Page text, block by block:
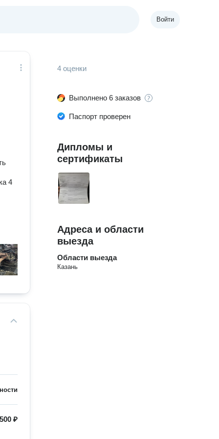
Войти
4
500 ₽
4 оценки
Выполнено 6 заказов
Паспорт проверен
Дипломы и
сертификаты
Адреса и области
выезда
Области выезда
Казань